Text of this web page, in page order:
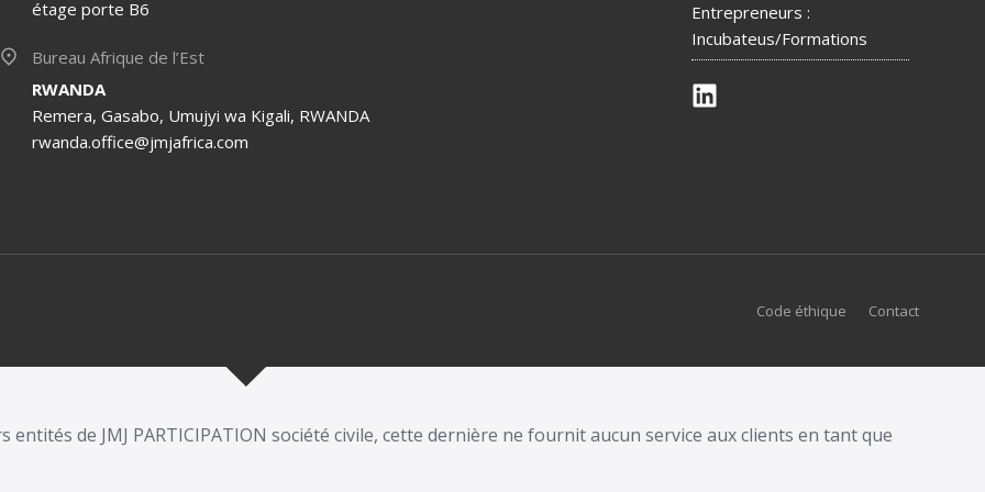
étage porte B6
Bureau Afrique de l’Est
RWANDA
Remera, Gasabo, Umujyi wa Kigali, RWANDA
rwanda.office@jmjafrica.com
Entrepreneurs :
Incubateus/Formations
Code éthique Contact
de JMJ PARTICIPATION société civile, cette dernière ne fournit aucun service aux clients en tant que